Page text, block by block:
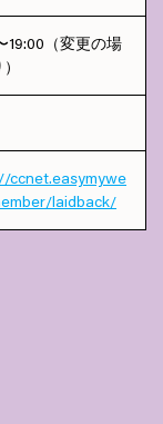
19:00（変更の場
ccnet.easymywe
laidback/